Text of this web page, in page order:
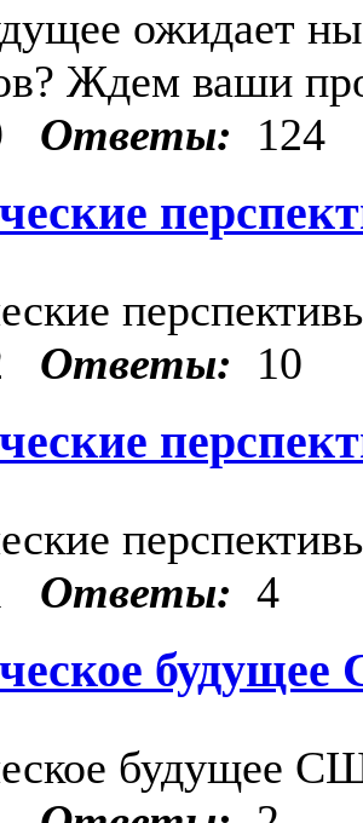
ожидает
Ждем ваши
Ответы: 124
Ответы: 10
Ответы: 4
будущее